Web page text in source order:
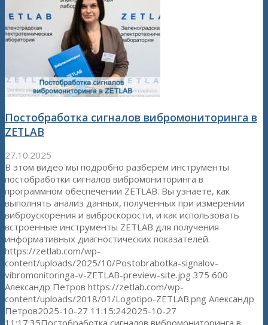
Постобработка сигналов вибромониторинга в
ZETLAB
27.10.2025
В этом видео мы подробно разберём инструменты
постобработки сигналов вибромониторинга в
программном обеспечении ZETLAB. Вы узнаете, как
выполнять анализ данных, полученных при измерении
виброускорения и виброскорости, и как использовать
встроенные инструменты ZETLAB для получения
информативных диагностических показателей.
https://zetlab.com/wp-
content/uploads/2025/10/Postobrabotka-signalov-
vibromonitoringa-v-ZETLAB-preview-site.jpg 375 600
Александр Петров https://zetlab.com/wp-
content/uploads/2018/01/Logotipo-ZETLAB.png Александр
Петров2025-10-27 11:15:242025-10-27